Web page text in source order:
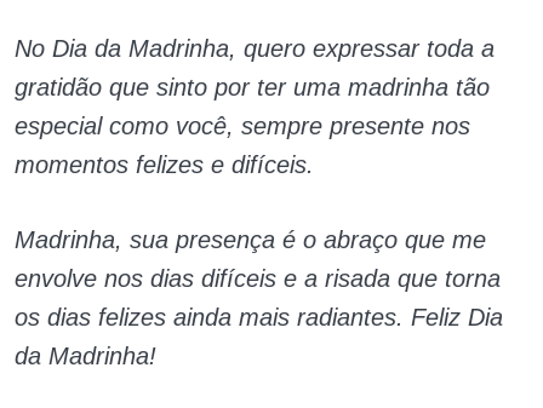
No Dia da Madrinha, quero expressar toda a
gratidão que sinto por ter uma madrinha tão
especial como você, sempre presente nos
momentos felizes e difíceis.
Madrinha, sua presença é o abraço que me
envolve nos dias difíceis e a risada que torna
os dias felizes ainda mais radiantes. Feliz Dia
da Madrinha!